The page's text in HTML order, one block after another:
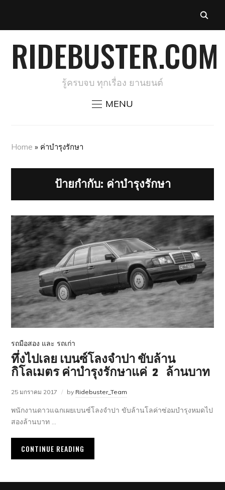
RIDEBUSTER.COM
รู้ครบจบ ทุกเรื่อง ยานยนต์
MENU
Home » ค่าบำรุงรักษา
ป้ายกำกับ: ค่าบำรุงรักษา
รถมือสอง และ รถเก่า
ทึ่งไปเลย เบนซ์โลงจำปา ขับล้าน
กิโลเมตร ค่าบำรุงรักษาแค่ 2 ล้านบาท
25 มกราคม 2017 by Ridebuster_Team
พนักงานดาวแฉกเผยเบนซ์โลงจำปา ขับล้านโลค่าซ่อมบำรุงหมดไป
สองล้านบาท …
CONTINUE READING